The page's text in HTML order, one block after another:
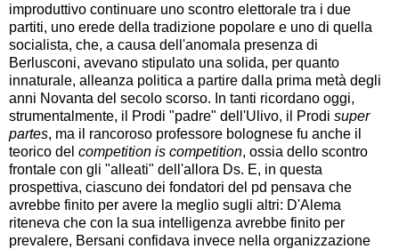
improduttivo continuare uno scontro elettorale tra i due
partiti, uno erede della tradizione popolare e uno di quella
socialista, che, a causa dell'anomala presenza di
Berlusconi, avevano stipulato una solida, per quanto
innaturale, alleanza politica a partire dalla prima metà degli
anni Novanta del secolo scorso. In tanti ricordano oggi,
strumentalmente, il Prodi "padre" dell'Ulivo, il Prodi super
partes, ma il rancoroso professore bolognese fu anche il
teorico del competition is competition, ossia dello scontro
frontale con gli "alleati" dell'allora Ds. E, in questa
prospettiva, ciascuno dei fondatori del pd pensava che
avrebbe finito per avere la meglio sugli altri: D'Alema
riteneva che con la sua intelligenza avrebbe finito per
prevalere, Bersani confidava invece nella organizzazione